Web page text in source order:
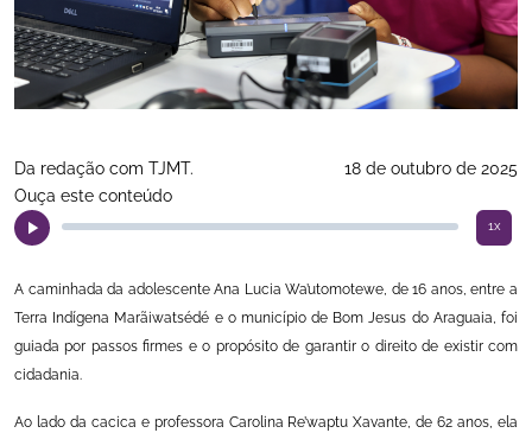
Da redação com TJMT.
18 de outubro de 2025
Ouça este conteúdo
1x
A caminhada da adolescente Ana Lucia Wa’utomotewe, de 16 anos, entre a
Terra Indígena Marãiwatsédé e o município de Bom Jesus do Araguaia, foi
guiada por passos firmes e o propósito de garantir o direito de existir com
cidadania.
Ao lado da cacica e professora Carolina Re’waptu Xavante, de 62 anos, ela